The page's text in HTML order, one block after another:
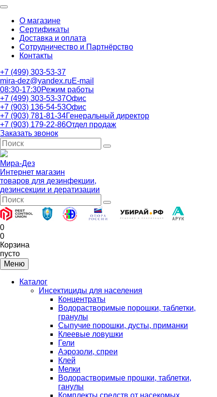
О магазине
Сертификаты
Доставка и оплата
Сотрудничество и Партнёрство
Контакты
+7 (499) 303-53-37
mira-dez@yandex.ruE-mail
08:30-17:30Режим работы
+7 (499) 303-53-37Офис
+7 (903) 136-54-53Офис
+7 (903) 781-81-34Генеральный директор
+7 (903) 179-22-86Отдел продаж
Заказать звонок
Мира-Дез
Интернет магазин
товаров для дезинфекции,
дезинсекции и дератизации
0
0
Корзина
пусто
Меню
Каталог
Инсектициды для населения
Концентраты
Водорастворимые порошки, таблетки,
гранулы
Сыпучие порошки, дусты, приманки
Клеевые ловушки
Гели
Аэрозоли, спреи
Клей
Мелки
Водорастворимые прошки, таблетки,
ганулы
Комплекты средств от насекомых